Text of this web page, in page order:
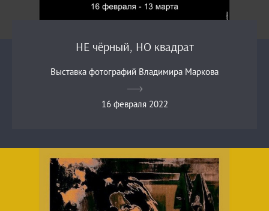
НЕ чёрный, НО квадрат
Выставка фотографий Владимира Маркова
16 февраля 2022